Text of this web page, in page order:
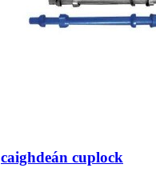
caighdeán cuplock